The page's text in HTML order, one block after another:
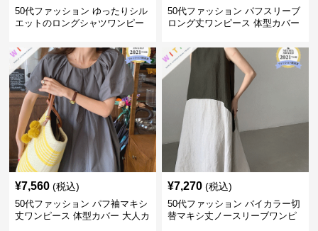
50代ファッション ゆったりシル
エットのロングシャツワンピー
50代ファッション パフスリーブ
ロング丈ワンピース 体型カバー
¥7,560 (税込)
50代ファッション パフ袖マキシ
丈ワンピース 体型カバー 大人カ
¥7,270 (税込)
50代ファッション バイカラー切
替マキシ丈ノースリーブワンピ